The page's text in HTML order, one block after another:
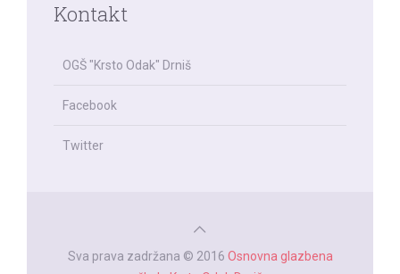
Kontakt
OGŠ "Krsto Odak" Drniš
Facebook
Twitter
Sva prava zadržana © 2016 Osnovna glazbena